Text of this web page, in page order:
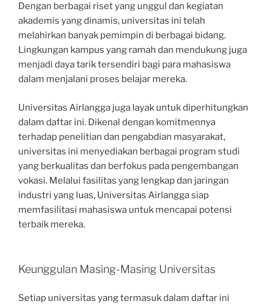
Dengan berbagai riset yang unggul dan kegiatan
akademis yang dinamis, universitas ini telah
melahirkan banyak pemimpin di berbagai bidang.
Lingkungan kampus yang ramah dan mendukung juga
menjadi daya tarik tersendiri bagi para mahasiswa
dalam menjalani proses belajar mereka.
Universitas Airlangga juga layak untuk diperhitungkan
dalam daftar ini. Dikenal dengan komitmennya
terhadap penelitian dan pengabdian masyarakat,
universitas ini menyediakan berbagai program studi
yang berkualitas dan berfokus pada pengembangan
vokasi. Melalui fasilitas yang lengkap dan jaringan
industri yang luas, Universitas Airlangga siap
memfasilitasi mahasiswa untuk mencapai potensi
terbaik mereka.
Keunggulan Masing-Masing Universitas
Setiap universitas yang termasuk dalam daftar ini